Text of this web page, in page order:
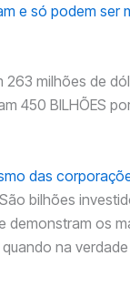
e só podem ser
263 milhões de
450 BILHÕES
das
bilhões
demonstram os
na